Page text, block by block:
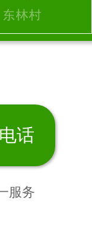
林村
话
服务